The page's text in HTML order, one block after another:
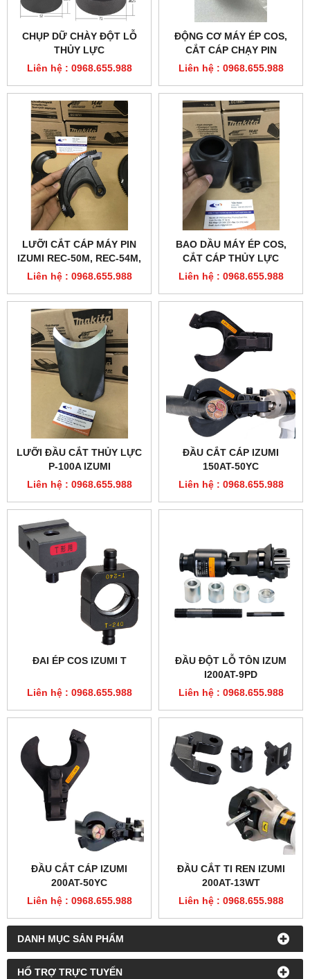
DANH MỤC SẢN PHẨM
HỔ TRỢ TRỰC TUYẾN
CHỤP DỮ CHÀY ĐỘT LỖ
THỦY LỰC
Liên hệ : 0968.655.988
ĐỘNG CƠ MÁY ÉP COS,
CẮT CÁP CHẠY PIN
Liên hệ : 0968.655.988
LƯỠI CẮT CÁP MÁY PIN
IZUMI REC-50M, REC-54M,
LIC-50, LIC-54M
Liên hệ : 0968.655.988
BAO DẦU MÁY ÉP COS,
CẮT CÁP THỦY LỰC
Liên hệ : 0968.655.988
LƯỠI ĐẦU CẮT THỦY LỰC
P-100A IZUMI
Liên hệ : 0968.655.988
ĐẦU CẮT CÁP IZUMI
150AT-50YC
Liên hệ : 0968.655.988
ĐAI ÉP COS IZUMI T
Liên hệ : 0968.655.988
ĐẦU ĐỘT LỖ TÔN IZUM
I200AT-9PD
Liên hệ : 0968.655.988
ĐẦU CẮT CÁP IZUMI
200AT-50YC
Liên hệ : 0968.655.988
ĐẦU CẮT TI REN IZUMI
200AT-13WT
Liên hệ : 0968.655.988